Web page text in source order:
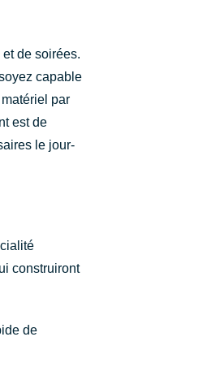
de soirées.
capable
par
est de
le jour-
construiront
de